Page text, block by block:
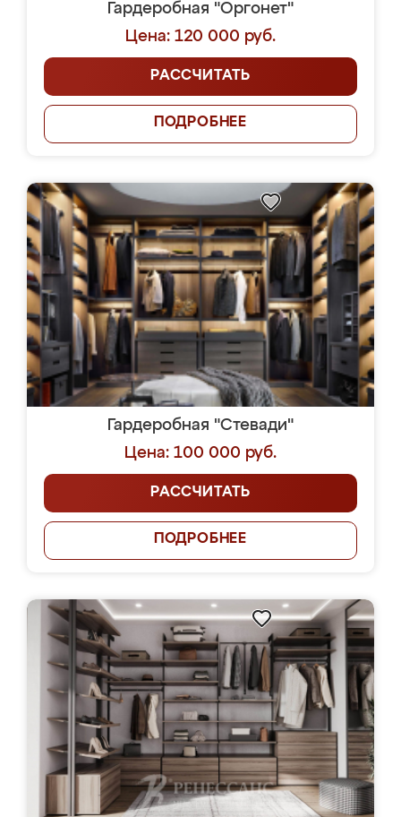
Гардеробная "Оргонет"
Цена: 120 000 руб.
РАССЧИТАТЬ
ПОДРОБНЕЕ
Гардеробная "Стевади"
Цена: 100 000 руб.
РАССЧИТАТЬ
ПОДРОБНЕЕ